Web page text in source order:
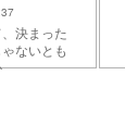
決まった
ないとも